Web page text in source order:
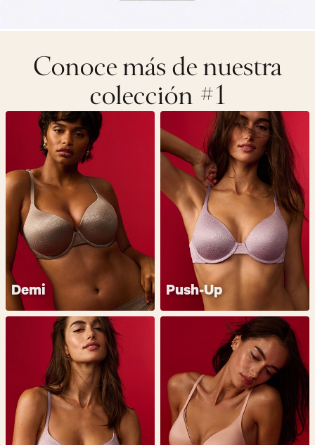
Conoce más de nuestra
colección #1
Demi Push-Up